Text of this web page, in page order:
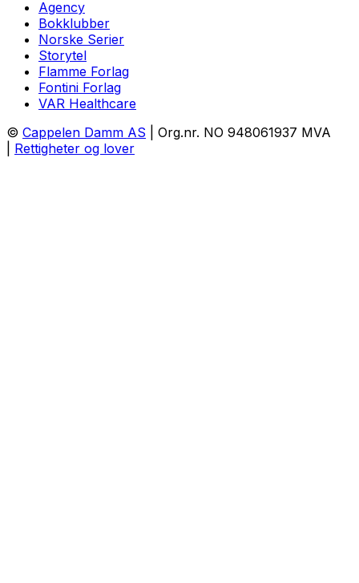
Agency
Bokklubber
Norske Serier
Storytel
Flamme Forlag
Fontini Forlag
VAR Healthcare
© Cappelen Damm AS | Org.nr. NO 948061937 MVA
Rettigheter og lover